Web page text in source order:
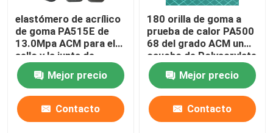
elastómero de acrílico
de goma PA515E de
13.0Mpa ACM para el
sello y la junta de
aceite
Mejor precio
Contacto
180 orilla de goma a
prueba de calor PA500
68 del grado ACM un
caucho de Polyacrylate
Mejor precio
Contacto